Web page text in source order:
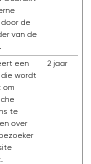
de
van de
een
die wordt
om
te
over
2 jaar